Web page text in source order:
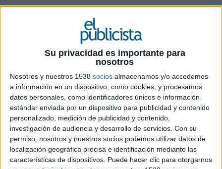
Su privacidad es importante para
nosotros
Nosotros y nuestros 1538 socios almacenamos y/o accedemos
a información en un dispositivo, como cookies, y procesamos
datos personales, como identificadores únicos e información
estándar enviada por un dispositivo para publicidad y contenido
personalizado, medición de publicidad y contenido,
investigación de audiencia y desarrollo de servicios. Con su
permiso, nosotros y nuestros socios podemos utilizar datos de
localización geográfica precisa e identificación mediante las
características de dispositivos. Puede hacer clic para otorgarnos
Anunciante: Moeve
Contacto cliente: Elena Cabrero, Raquel Baena,
Remedios Barona, Borja Mengotti, Javier Medina
y Pablo Pérez-Payá
Producto: Campaña de marca - Iceberg
Agencia: Publicis España
Director creativo ejecutivo: Arturo López